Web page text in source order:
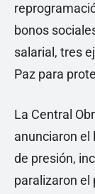
bonos
salarial, tres
Paz para
La Central
anunciaron
de presión,
paralizaron el